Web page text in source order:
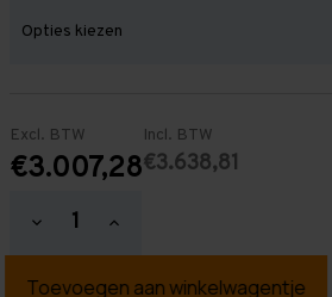
Excl. BTW
€3.007,28
Incl. BTW
€3.638,81
Hoeveelheid
verlagen
Grootvakstelling
Hoeveelheid
verhogen
Grootvakstelling